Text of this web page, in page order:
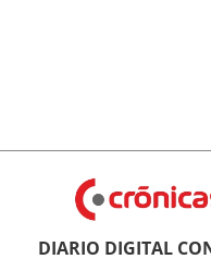
DIARIO DIGITAL